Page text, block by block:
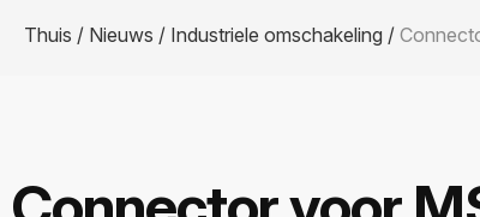
Thuis / Nieuws / Industriele omschakeling /